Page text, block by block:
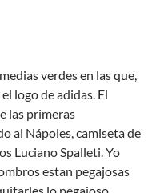
verdes en las que,
logo de adidas. El
las primeras
al Nápoles, camiseta de
Luciano Spalleti. Yo
estan pegajosas